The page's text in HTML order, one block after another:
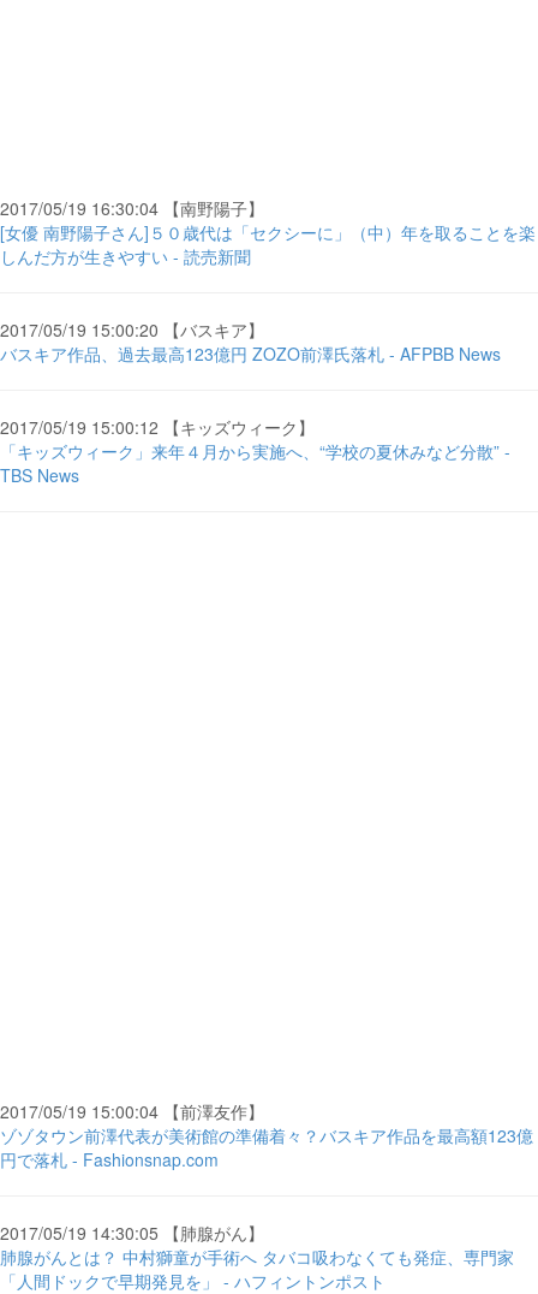
2017/05/19 16:30:04 【南野陽子】
[女優 南野陽子さん]５０歳代は「セクシーに」（中）年を取ることを楽
しんだ方が生きやすい - 読売新聞
2017/05/19 15:00:20 【バスキア】
バスキア作品、過去最高123億円 ZOZO前澤氏落札 - AFPBB News
2017/05/19 15:00:12 【キッズウィーク】
「キッズウィーク」来年４月から実施へ、“学校の夏休みなど分散” -
TBS News
2017/05/19 15:00:04 【前澤友作】
ゾゾタウン前澤代表が美術館の準備着々？バスキア作品を最高額123億
円で落札 - Fashionsnap.com
2017/05/19 14:30:05 【肺腺がん】
肺腺がんとは？ 中村獅童が手術へ タバコ吸わなくても発症、専門家
「人間ドックで早期発見を」 - ハフィントンポスト